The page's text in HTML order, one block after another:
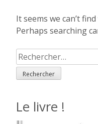
It seems we can’t
Perhaps searching
Rechercher :
Le livre !